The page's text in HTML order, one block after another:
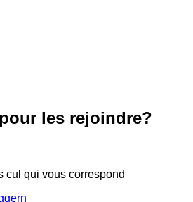
les rejoindre?
cul qui vous correspond